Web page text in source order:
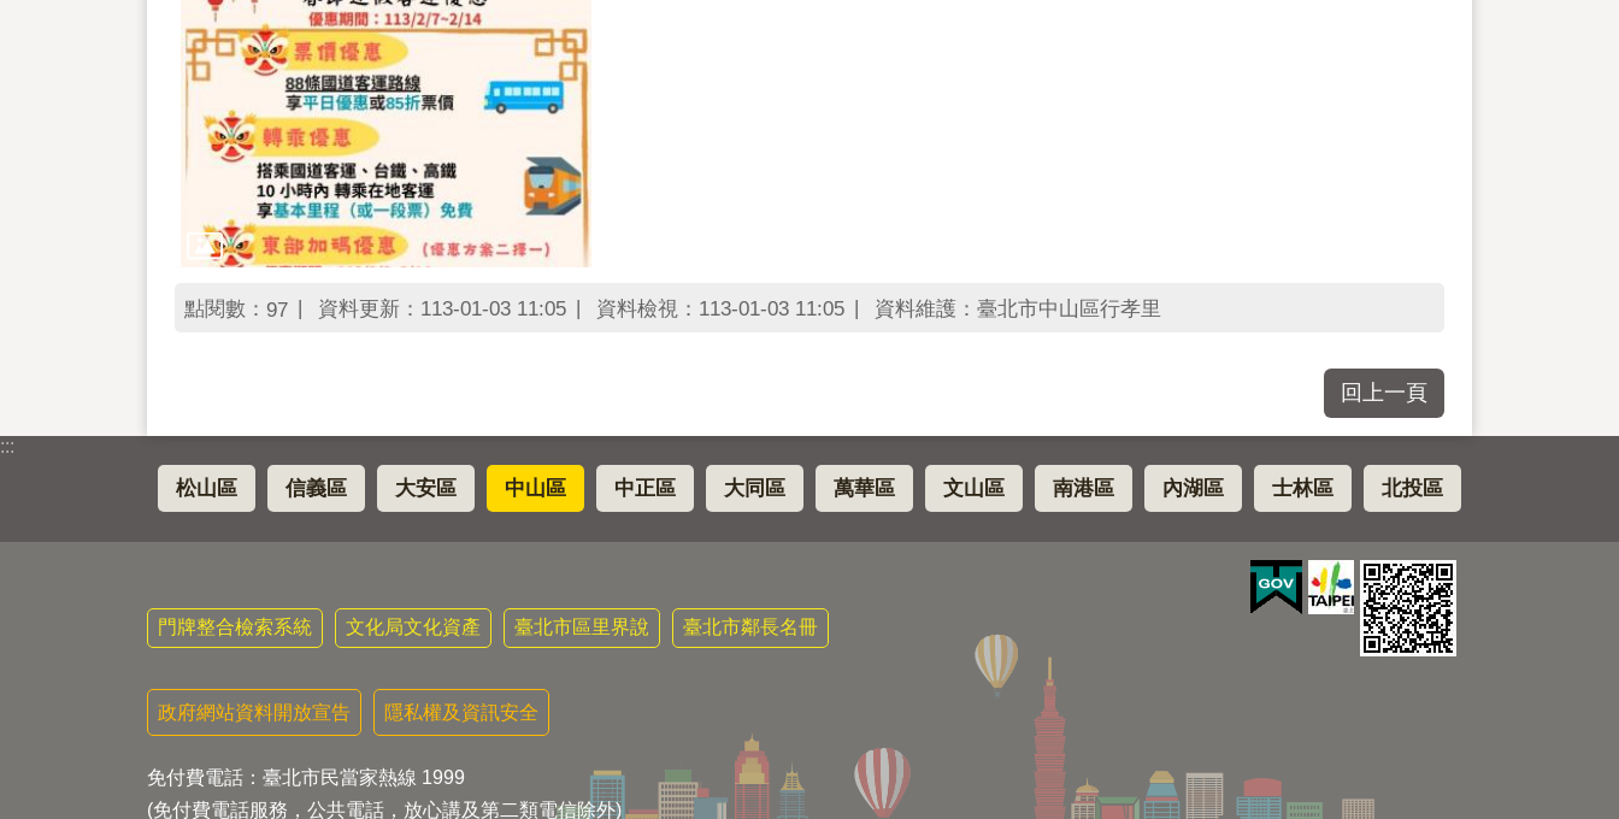
點閱數： 97 資料更新：113-01-03 11:05 資料檢視：113-01-03 11:05 資料維護：臺北市中山區行孝里
回上一頁
:::
松山區 信義區 大安區 中山區 中正區 大同區 萬華區 文山區 南港區 內湖區 士林區 北投區
門牌整合檢索系統 文化局文化資產 臺北市區里界說 臺北市鄰長名冊
政府網站資料開放宣告 隱私權及資訊安全
免付費電話：臺北市民當家熱線 1999
(免付費電話服務，公共電話，放心講及第二類電信除外)